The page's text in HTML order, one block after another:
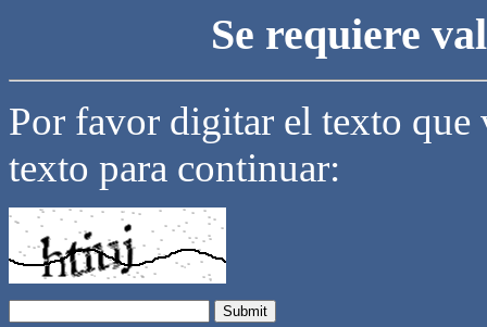
Se requiere
Por favor digitar el texto que
texto para continuar: